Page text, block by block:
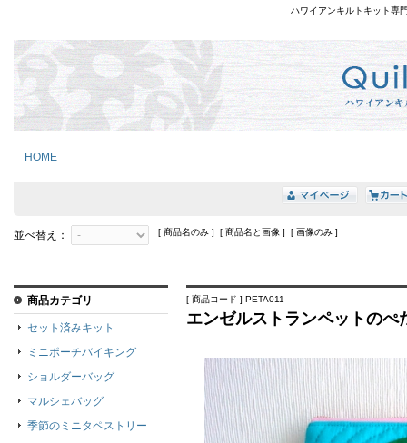
ハワイアンキルトキット専
HOME
並べ替え： [ 商品名のみ ] [ 商品名と画像 ] [ 画像のみ ]
[ 商品コード ] PETA011
エンゼルストランペットのぺ
商品カテゴリ
セット済みキット
ミニポーチバイキング
ショルダーバッグ
マルシェバッグ
季節のミニタペストリー